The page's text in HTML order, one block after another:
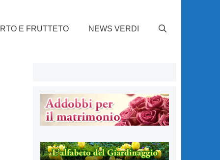
E FRUTTETO NEWS VERDI